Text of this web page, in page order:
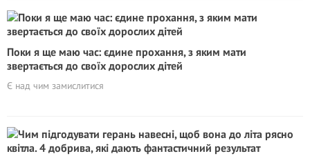
Поки я ще маю час: єдине прохання, з яким мати
звертається до своїх дорослих дітей
Є над чим замислитися